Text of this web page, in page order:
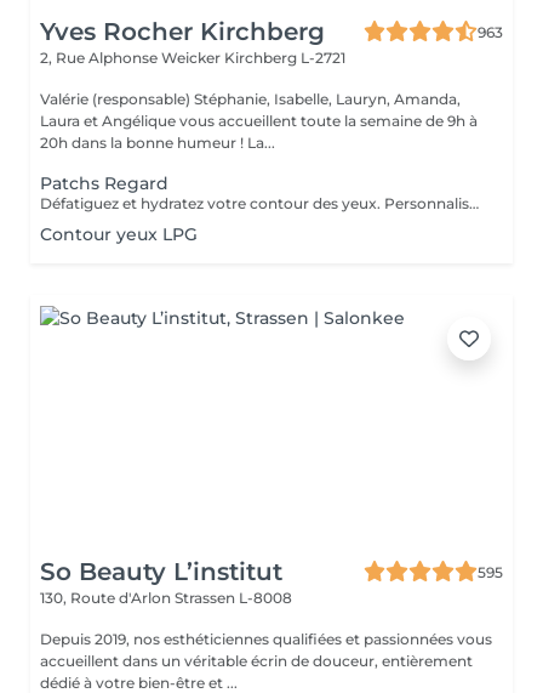
Yves Rocher Kirchberg
963
2, Rue Alphonse Weicker Kirchberg L-2721
Valérie (responsable) Stéphanie, Isabelle, Lauryn, Amanda,
Laura et Angélique vous accueillent toute la semaine de 9h à
20h dans la bonne humeur ! La...
Patchs Regard
Défatiguez et hydratez votre contour des yeux. Personnalisez votre soin visage nettoyant ou essentiel en bénéficiant pendant votre masque de patchs formulés spécialement pour défatiguer et hydrater le contour des yeux.
Contour yeux LPG
So Beauty L’institut
595
130, Route d'Arlon Strassen L-8008
Depuis 2019, nos esthéticiennes qualifiées et passionnées vous
accueillent dans un véritable écrin de douceur, entièrement
dédié à votre bien-être et ...